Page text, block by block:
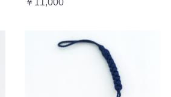
￥11,000